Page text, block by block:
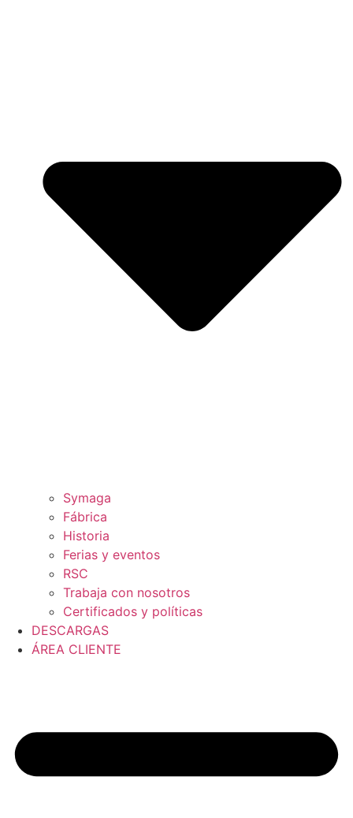
Symaga
Fábrica
Historia
Ferias y eventos
RSC
Trabaja con nosotros
Certificados y políticas
DESCARGAS
ÁREA CLIENTE